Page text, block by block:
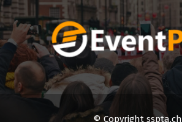
© Copyright sspta.ch